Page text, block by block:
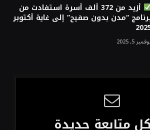
أزيد من 372 ألف أسرة استفادت من
“مدن بدون صفيح” إلى غاية أكتوبر
5, 2025
متابعة جديدة